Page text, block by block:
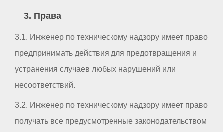
3. Права
3.1. Инженер по техническому надзору имеет право
предпринимать действия для предотвращения и
устранения случаев любых нарушений или
несоответствий.
3.2. Инженер по техническому надзору имеет право
получать все предусмотренные законодательством